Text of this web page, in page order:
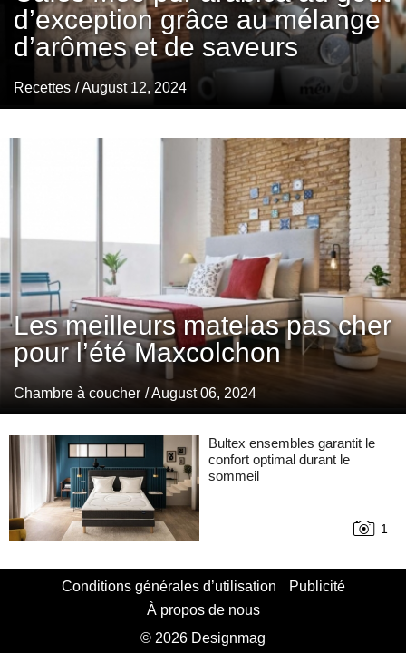
d’exception grâce au mélange
d’arômes et de saveurs
Recettes / August 12, 2024
Les meilleurs matelas pas cher
pour l’été Maxcolchon
Chambre à coucher / August 06, 2024
Bultex ensembles garantit le
confort optimal durant le
sommeil
1
Conditions générales d’utilisation
Publicité
À propos de nous
© 2026 Designmag